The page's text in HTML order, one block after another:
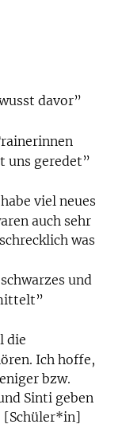
davor”
uns geredet”
viel neues
auch sehr
was
und
die
Ich hoffe,
bzw.
Sinti geben
[Schüler*in]